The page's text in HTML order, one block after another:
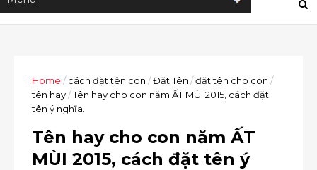
Home / cách đặt tên con /Đặt Tên /đặt tên cho con /
tên hay/Tên hay cho con năm ẤT MÙI 2015, cách đặt
tên ý nghĩa.
Tên hay cho con năm ẤT
MÙI 2015, cách đặt tên ý